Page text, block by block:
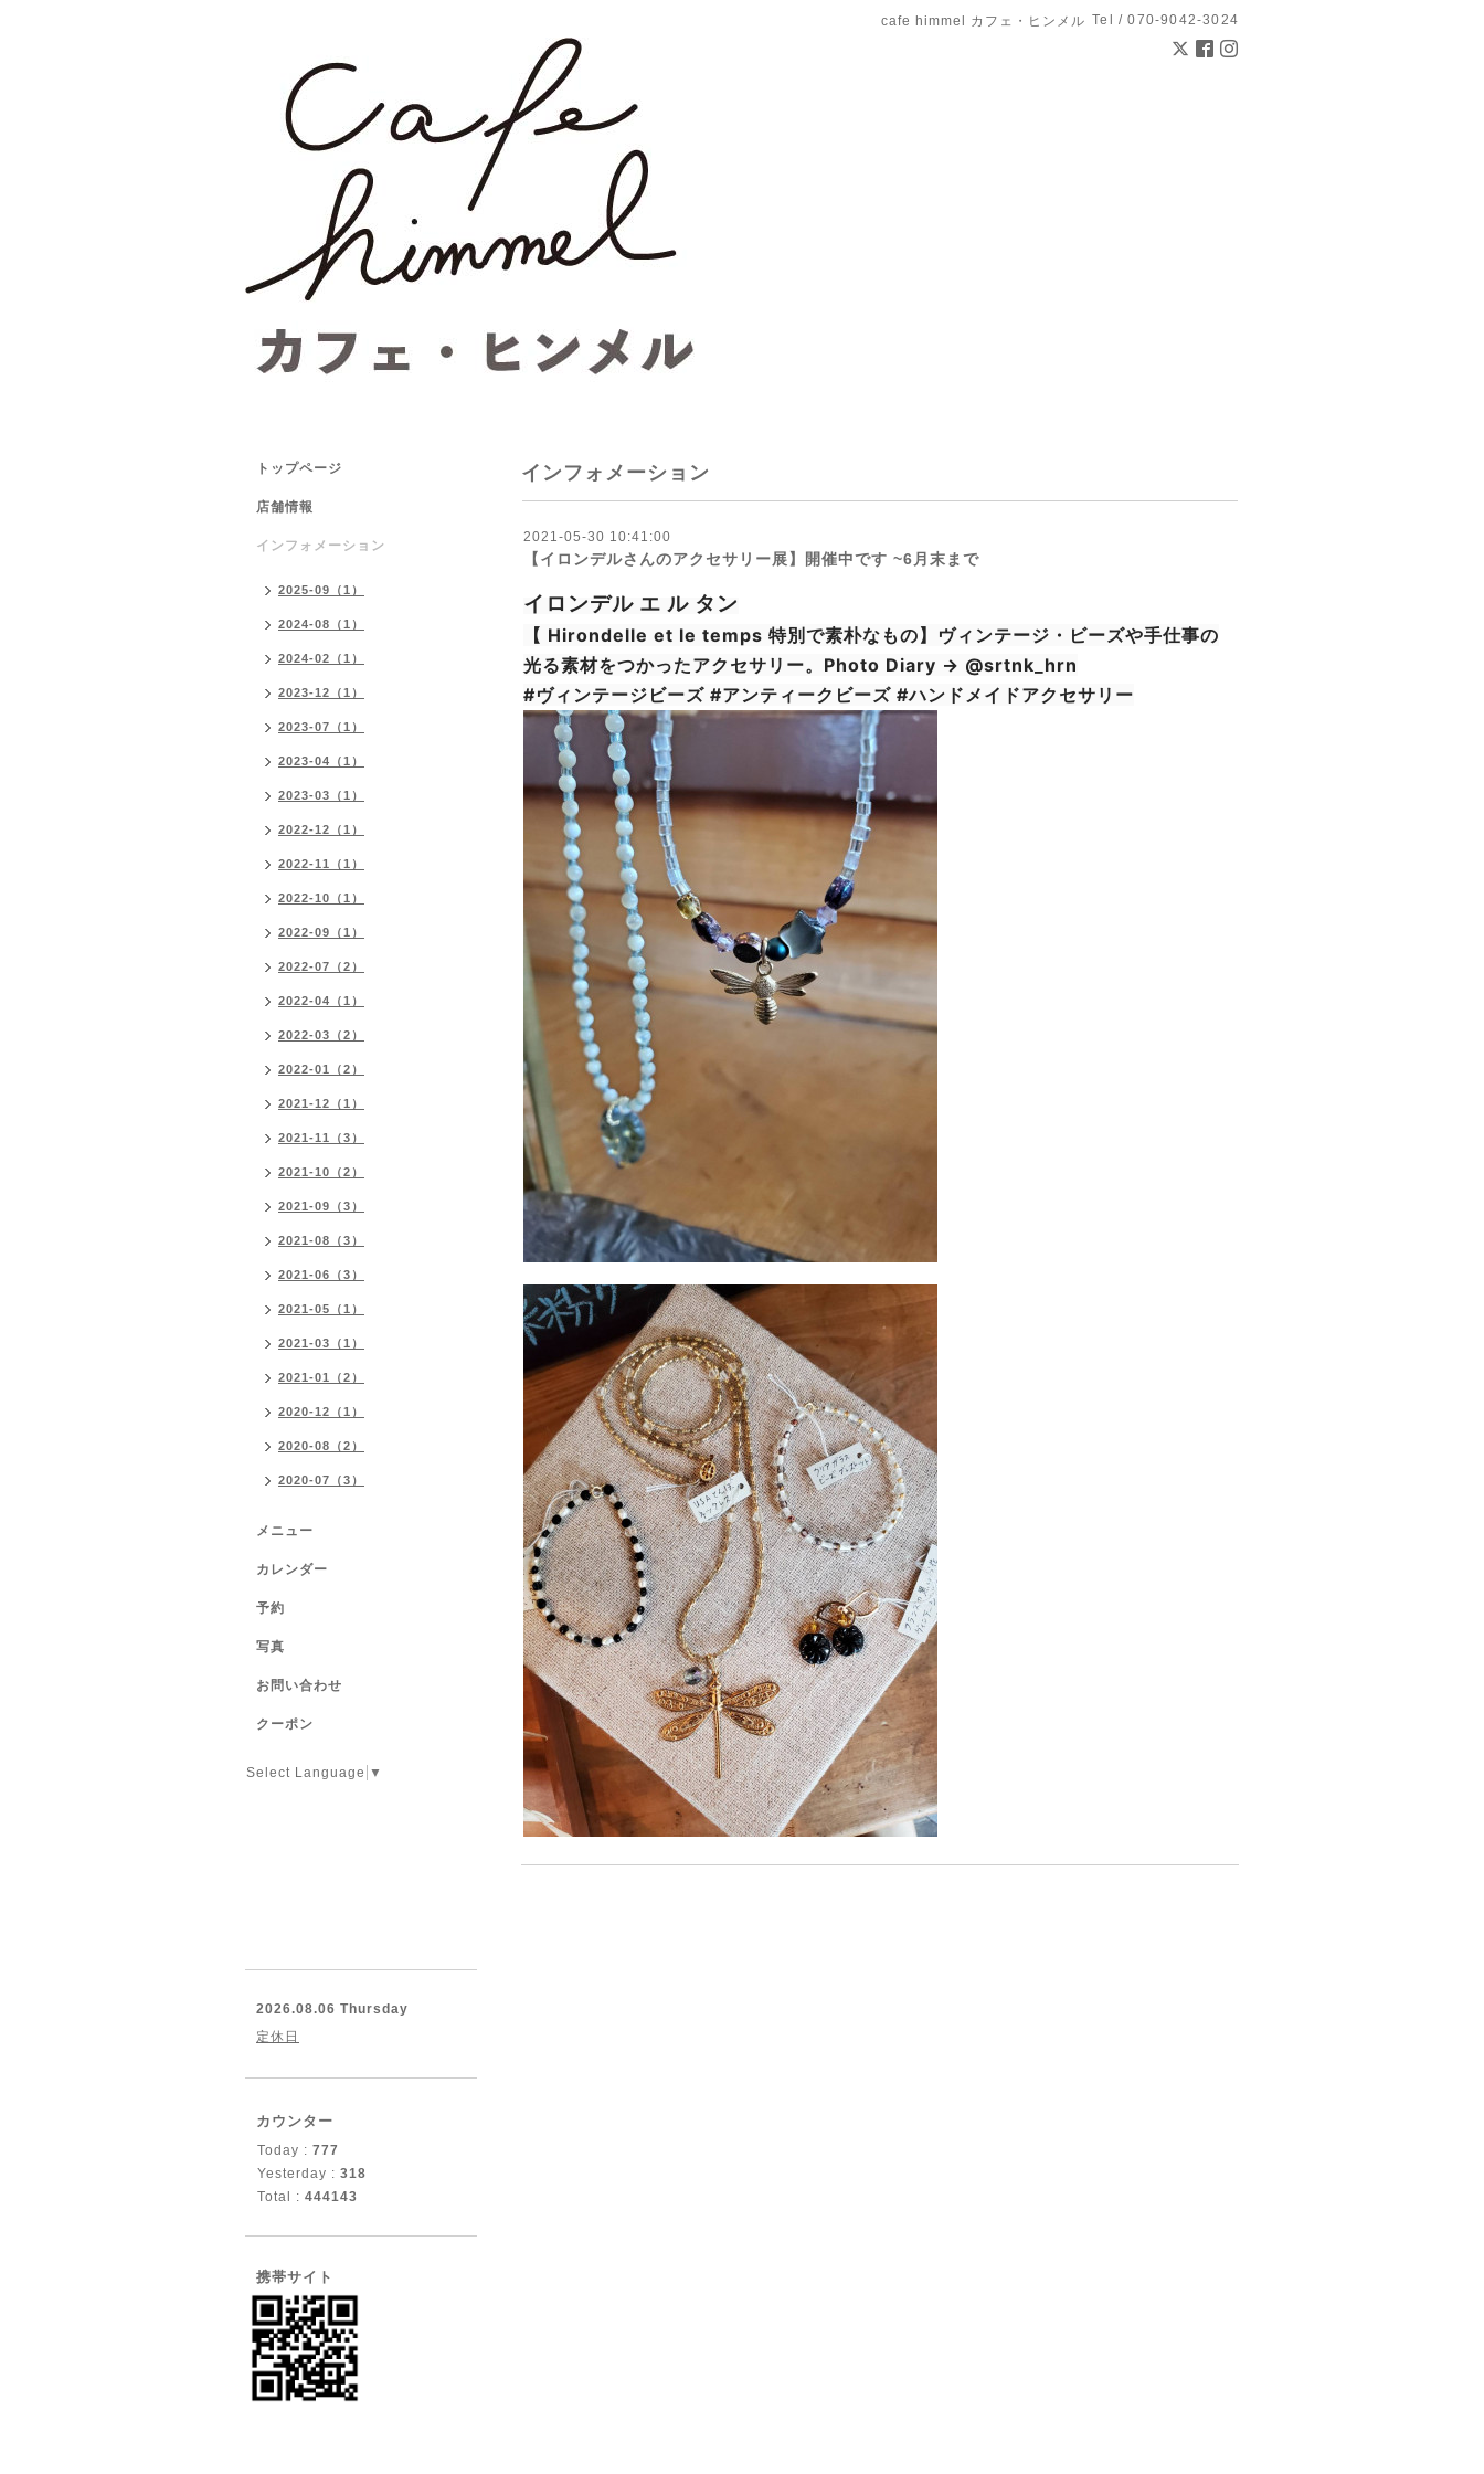
cafe himmel カフェ・ヒンメル Tel / 070-9042-3024
インフォメーション
2021-05-30 10:41:00
【イロンデルさんのアクセサリー展】開催中です ~6月末まで
イロンデル エ ル タン
【 Hirondelle et le temps 特別で素朴なもの】ヴィンテージ・ビーズや手仕事の
光る素材をつかったアクセサリー。Photo Diary → @srtnk_hrn
#ヴィンテージビーズ #アンティークビーズ #ハンドメイドアクセサリー
トップページ
店舗情報
インフォメーション
2025-09（1）
2024-08（1）
2024-02（1）
2023-12（1）
2023-07（1）
2023-04（1）
2023-03（1）
2022-12（1）
2022-11（1）
2022-10（1）
2022-09（1）
2022-07（2）
2022-04（1）
2022-03（2）
2022-01（2）
2021-12（1）
2021-11（3）
2021-10（2）
2021-09（3）
2021-08（3）
2021-06（3）
2021-05（1）
2021-03（1）
2021-01（2）
2020-12（1）
2020-08（2）
2020-07（3）
メニュー
カレンダー
予約
写真
お問い合わせ
クーポン
Select Language ▼
2026.08.06 Thursday
定休日
カウンター
Today : 777
Yesterday : 318
Total : 444143
携帯サイト